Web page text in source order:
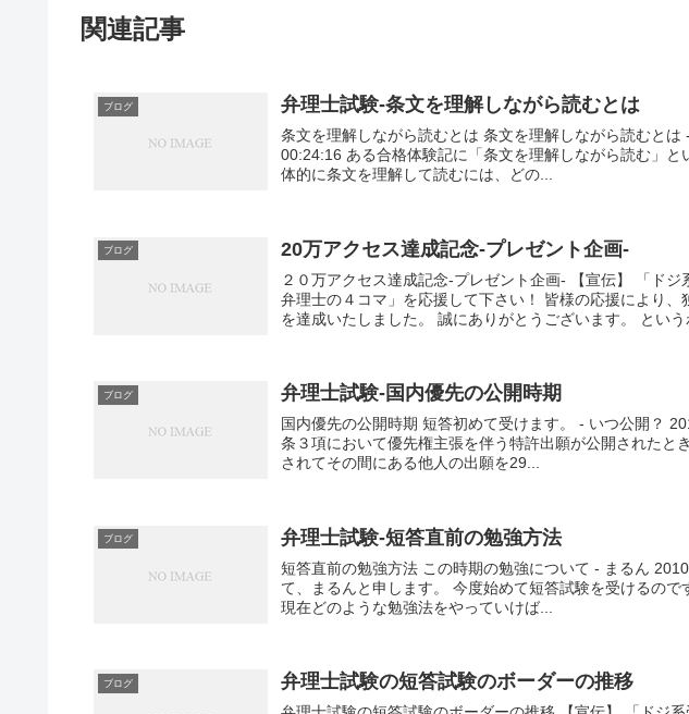
関連記事
ブログ 弁理士試験-条文を理解しながら読むとは
条文を理解しながら読むとは 条文を理解しながら読むと
00:24:16 ある合格体験記に「条文を理解しながら読む」
体的に条文を理解して読むには、どの...
ブログ 20万アクセス達成記念-プレゼント企画-
２０万アクセス達成記念-プレゼント企画- 【宣伝】 「ド
弁理士の４コマ」を応援して下さい！ 皆様の応援により、
を達成いたしました。 誠にありがとうございます。 という
ブログ 弁理士試験-国内優先の公開時期
国内優先の公開時期 短答初めて受けます。 - いつ公開？
条３項において優先権主張を伴う特許出願が公開されたと
されてその間にある他人の出願を29...
ブログ 弁理士試験-短答直前の勉強方法
短答直前の勉強方法 この時期の勉強について - まるん
て、まるんと申します。 今度始めて短答試験を受けるの
現在どのような勉強法をやっていけば...
ブログ 弁理士試験の短答試験のボーダーの推移